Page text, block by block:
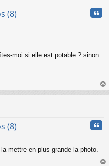
(8)
moi si elle est potable ? sinon
au
(8)
mettre en plus grande la photo.